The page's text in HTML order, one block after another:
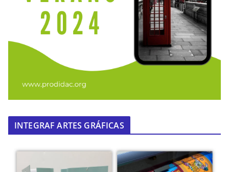
INTEGRAF ARTES GRÁFICAS